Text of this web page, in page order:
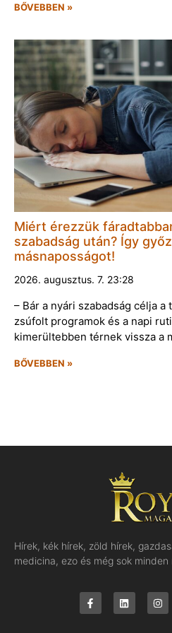
BŐVEBBEN »
Miért érezzük
szabadság után? Így
másnaposságot!
2026. augusztus. 7. 23:28
– Bár a nyári szabadság célja
zsúfolt programok és a napi
kimerültebben térnek vissza a
BŐVEBBEN »
Hírek, kék hírek, zöld hírek,
medicina, ezo és még sok minden